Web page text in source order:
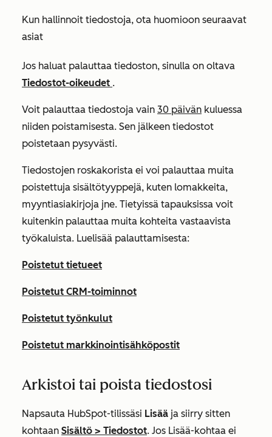
Kun hallinnoit tiedostoja, ota huomioon seuraavat
asiat
Jos haluat palauttaa tiedoston, sinulla on oltava
Tiedostot-oikeudet .
Voit palauttaa tiedostoja vain 30 päivän kuluessa
niiden poistamisesta. Sen jälkeen tiedostot
poistetaan pysyvästi.
Tiedostojen roskakorista ei voi palauttaa muita
poistettuja sisältötyyppejä, kuten lomakkeita,
myyntiasiakirjoja jne. Tietyissä tapauksissa voit
kuitenkin palauttaa muita kohteita vastaavista
työkaluista. Luelisää palauttamisesta:
Poistetut tietueet
Poistetut CRM-toiminnot
Poistetut työnkulut
Poistetut markkinointisähköpostit
Arkistoi tai poista tiedostosi
Napsauta HubSpot-tilissäsi Lisää ja siirry sitten
kohtaan Sisältö > Tiedostot. Jos Lisää-kohtaa ei